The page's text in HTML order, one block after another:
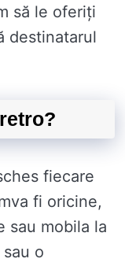
să le oferiți
destinatarul
fiecare
fi oricine,
sau mobila la
o